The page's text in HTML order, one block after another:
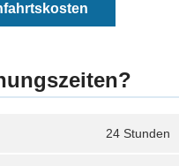
24 Stunden